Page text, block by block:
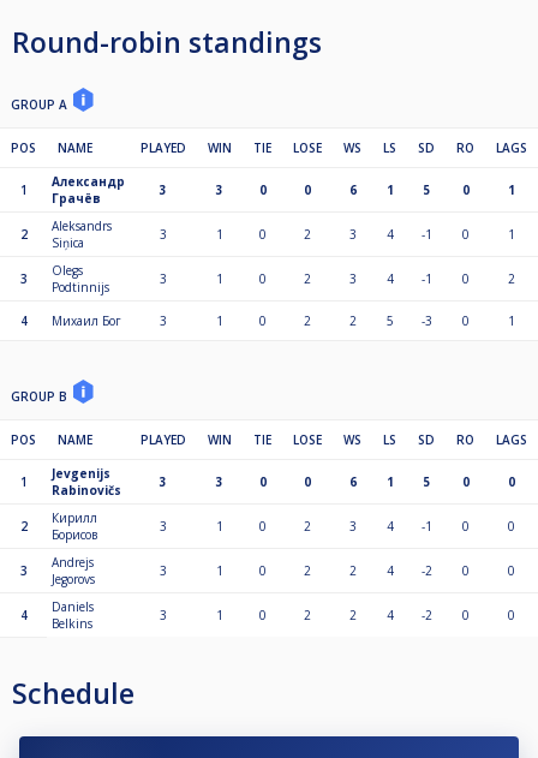
Round-robin standings
GROUP A
POS NAME PLAYED WIN TIE LOSE WS LS SD RO LAGS
1
Александр
Грачёв
3 3 0 0 6 1 5 0 1
2
Aleksandrs
Siņica
3 1 0 2 3 4 -1 0 1
3
Olegs
Podtinnijs
3 1 0 2 3 4 -1 0 2
4 Михаил Бог 3 1 0 2 2 5 -3 0 1
GROUP B
POS NAME PLAYED WIN TIE LOSE WS LS SD RO LAGS
1
Jevgenijs
Rabinovičs
3 3 0 0 6 1 5 0 0
2
Кирилл
Борисов
3 1 0 2 3 4 -1 0 0
3
Andrejs
Jegorovs
3 1 0 2 2 4 -2 0 0
4
Daniels
Belkins
3 1 0 2 2 4 -2 0 0
Schedule